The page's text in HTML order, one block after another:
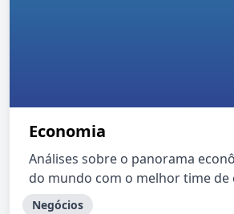
Economia
Análises sobre o panorama
do mundo com o melhor time de
Negócios